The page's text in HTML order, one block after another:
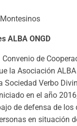
ALBA ONGD
de
la Asociación ALBA
Sociedad Verbo
en el año
de defensa de los
en situación